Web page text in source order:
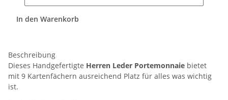
In den Warenkorb
Beschreibung
Dieses Handgefertigte Herren Leder Portemonnaie bietet
mit 9 Kartenfächern ausreichend Platz für alles was wichtig
ist.